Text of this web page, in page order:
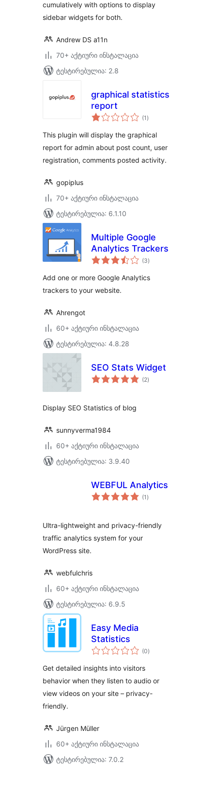
cumulatively with options to display
sidebar widgets for both.
Andrew DS a11n
70+ აქტიური ინსტალაცია
ტესტირებულია: 2.8
graphical statistics
report
(1 საერთო
რეიტინგი
)
This plugin will display the graphical
report for admin about post count, user
registration, comments posted activity.
gopiplus
70+ აქტიური ინსტალაცია
ტესტირებულია: 6.1.10
Multiple Google
Analytics Trackers
(3საერთო
რეიტინგი
)
Add one or more Google Analytics
trackers to your website.
Ahrengot
60+ აქტიური ინსტალაცია
ტესტირებულია: 4.8.28
SEO Stats Widget
(2საერთო
რეიტინგი
)
Display SEO Statistics of blog
sunnyverma1984
60+ აქტიური ინსტალაცია
ტესტირებულია: 3.9.40
WEBFUL Analytics
(1 საერთო
რეიტინგი
)
Ultra-lightweight and privacy-friendly
traffic analytics system for your
WordPress site.
webfulchris
60+ აქტიური ინსტალაცია
ტესტირებულია: 6.9.5
Easy Media
Statistics
(0საერთო
რეიტინგი
)
Get detailed insights into visitors
behavior when they listen to audio or
view videos on your site – privacy-
friendly.
Jürgen Müller
60+ აქტიური ინსტალაცია
ტესტირებულია: 7.0.2